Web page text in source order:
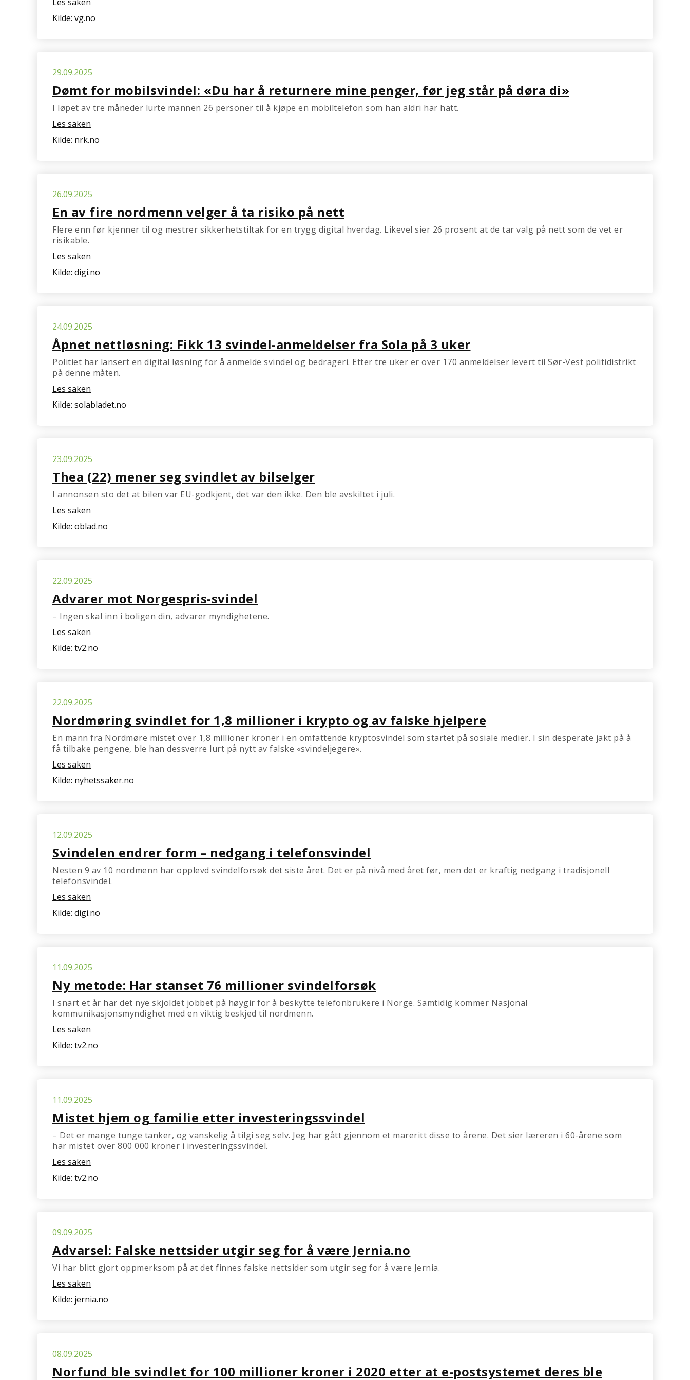
Kilde: vg.no
29.09.2025
Dømt for mobilsvindel: «Du har å returnere mine penger, før jeg står på døra di»
I løpet av tre måneder lurte mannen 26 personer til å kjøpe en mobiltelefon som han aldri har hatt.
Les saken
Kilde: nrk.no
26.09.2025
En av fire nordmenn velger å ta risiko på nett
Flere enn før kjenner til og mestrer sikkerhetstiltak for en trygg digital hverdag. Likevel sier 26 prosent at de tar valg på nett som de vet er
risikable.
Les saken
Kilde: digi.no
24.09.2025
Åpnet nettløsning: Fikk 13 svindel-anmeldelser fra Sola på 3 uker
Politiet har lansert en digital løsning for å anmelde svindel og bedrageri. Etter tre uker er over 170 anmeldelser levert til Sør-Vest politidistrikt
på denne måten.
Les saken
Kilde: solabladet.no
23.09.2025
Thea (22) mener seg svindlet av bilselger
I annonsen sto det at bilen var EU-godkjent, det var den ikke. Den ble avskiltet i juli.
Les saken
Kilde: oblad.no
22.09.2025
Advarer mot Norgespris-svindel
– Ingen skal inn i boligen din, advarer myndighetene.
Les saken
Kilde: tv2.no
22.09.2025
Nordmøring svindlet for 1,8 millioner i krypto og av falske hjelpere
En mann fra Nordmøre mistet over 1,8 millioner kroner i en omfattende kryptosvindel som startet på sosiale medier. I sin desperate jakt på å
få tilbake pengene, ble han dessverre lurt på nytt av falske «svindeljegere».
Les saken
Kilde: nyhetssaker.no
12.09.2025
Svindelen endrer form – nedgang i telefonsvindel
Nesten 9 av 10 nordmenn har opplevd svindelforsøk det siste året. Det er på nivå med året før, men det er kraftig nedgang i tradisjonell
telefonsvindel.
Les saken
Kilde: digi.no
11.09.2025
Ny metode: Har stanset 76 millioner svindelforsøk
I snart et år har det nye skjoldet jobbet på høygir for å beskytte telefonbrukere i Norge. Samtidig kommer Nasjonal
kommunikasjonsmyndighet med en viktig beskjed til nordmenn.
Les saken
Kilde: tv2.no
11.09.2025
Mistet hjem og familie etter investeringssvindel
– Det er mange tunge tanker, og vanskelig å tilgi seg selv. Jeg har gått gjennom et mareritt disse to årene. Det sier læreren i 60-årene som
har mistet over 800 000 kroner i investeringssvindel.
Les saken
Kilde: tv2.no
09.09.2025
Advarsel: Falske nettsider utgir seg for å være Jernia.no
Vi har blitt gjort oppmerksom på at det finnes falske nettsider som utgir seg for å være Jernia.
Les saken
Kilde: jernia.no
08.09.2025
Norfund ble svindlet for 100 millioner kroner i 2020 etter at e-postsystemet deres ble